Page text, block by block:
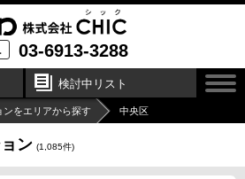
03-6913-3288
検討中リスト
ンをエリアから探す 中央区
ン (1,085件)